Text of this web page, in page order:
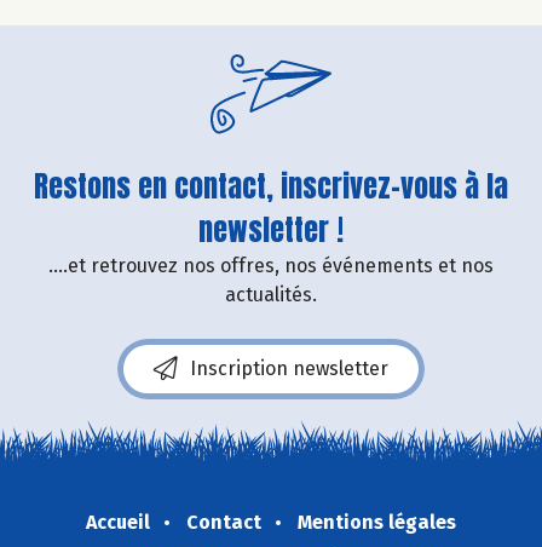
Restons en contact, inscrivez-vous à la
newsletter !
....et retrouvez nos offres, nos événements et nos
actualités.
Inscription newsletter
Accueil Contact
Mentions légales